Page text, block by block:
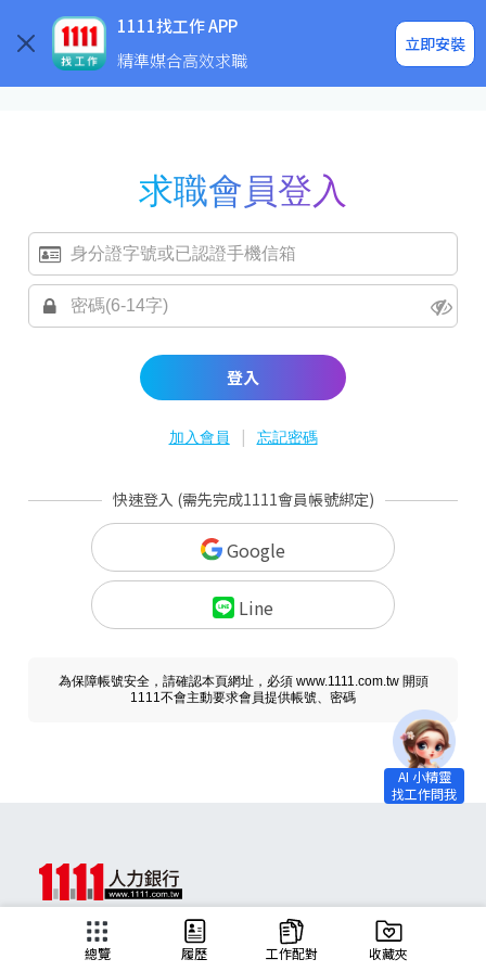
1111找工作 APP
精準媒合高效求職
立即安裝
企業求才
求職會員登入
登入
加入會員 | 忘記密碼
快速登入 (需先完成1111會員帳號綁定)
Google
Line
為保障帳號安全，請確認本頁網址，必須 www.1111.com.tw 開頭
1111不會主動要求會員提供帳號、密碼
總覽 履歷 工作配對 收藏夾